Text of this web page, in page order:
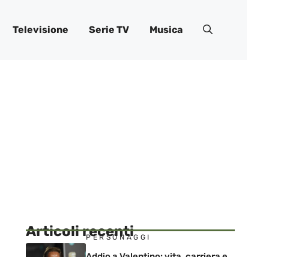
Televisione Serie TV Musica
Articoli recenti
PERSONAGGI